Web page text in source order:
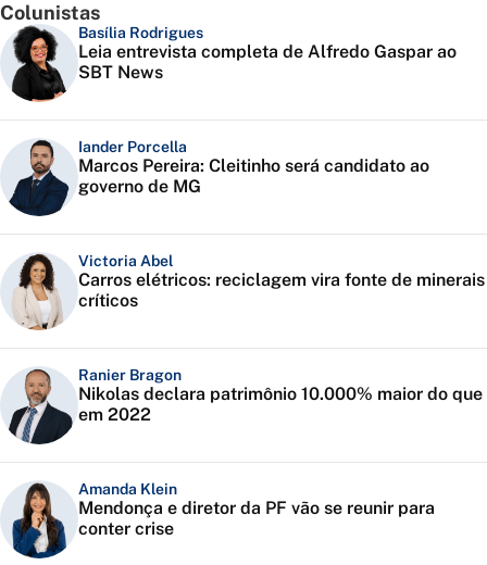
Colunistas
Basília Rodrigues
Leia entrevista completa de Alfredo Gaspar ao
SBT News
Iander Porcella
Marcos Pereira: Cleitinho será candidato ao
governo de MG
Victoria Abel
Carros elétricos: reciclagem vira fonte de minerais
críticos
Ranier Bragon
Nikolas declara patrimônio 10.000% maior do que
em 2022
Amanda Klein
Mendonça e diretor da PF vão se reunir para
conter crise